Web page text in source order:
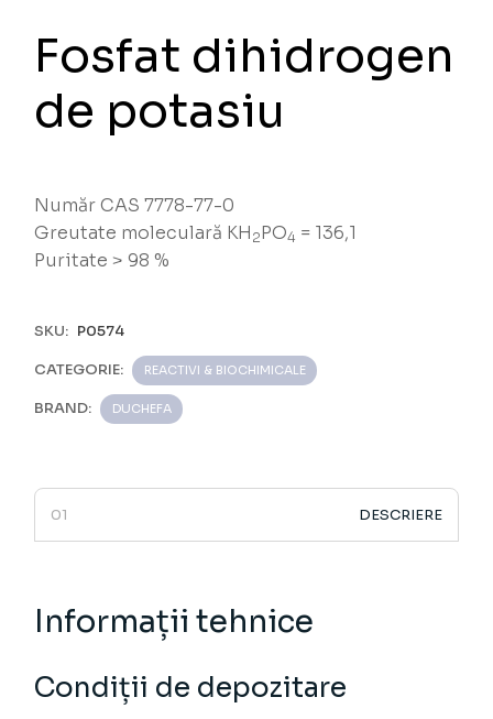
Fosfat dihidrogen
de potasiu
Număr CAS 7778-77-0
Greutate moleculară KH 2PO4 = 136,1
Puritate > 98 %
SKU: P0574
CATEGORIE: REACTIVI & BIOCHIMICALE
BRAND: DUCHEFA
DESCRIERE
Informații tehnice
Condiții de depozitare